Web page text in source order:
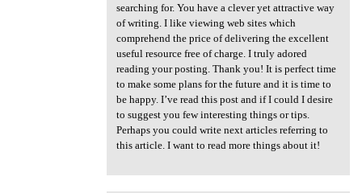
searching for. You have a clever yet attractive way
of writing. I like viewing web sites which
comprehend the price of delivering the excellent
useful resource free of charge. I truly adored
reading your posting. Thank you! It is perfect time
to make some plans for the future and it is time to
be happy. I’ve read this post and if I could I desire
to suggest you few interesting things or tips.
Perhaps you could write next articles referring to
this article. I want to read more things about it!